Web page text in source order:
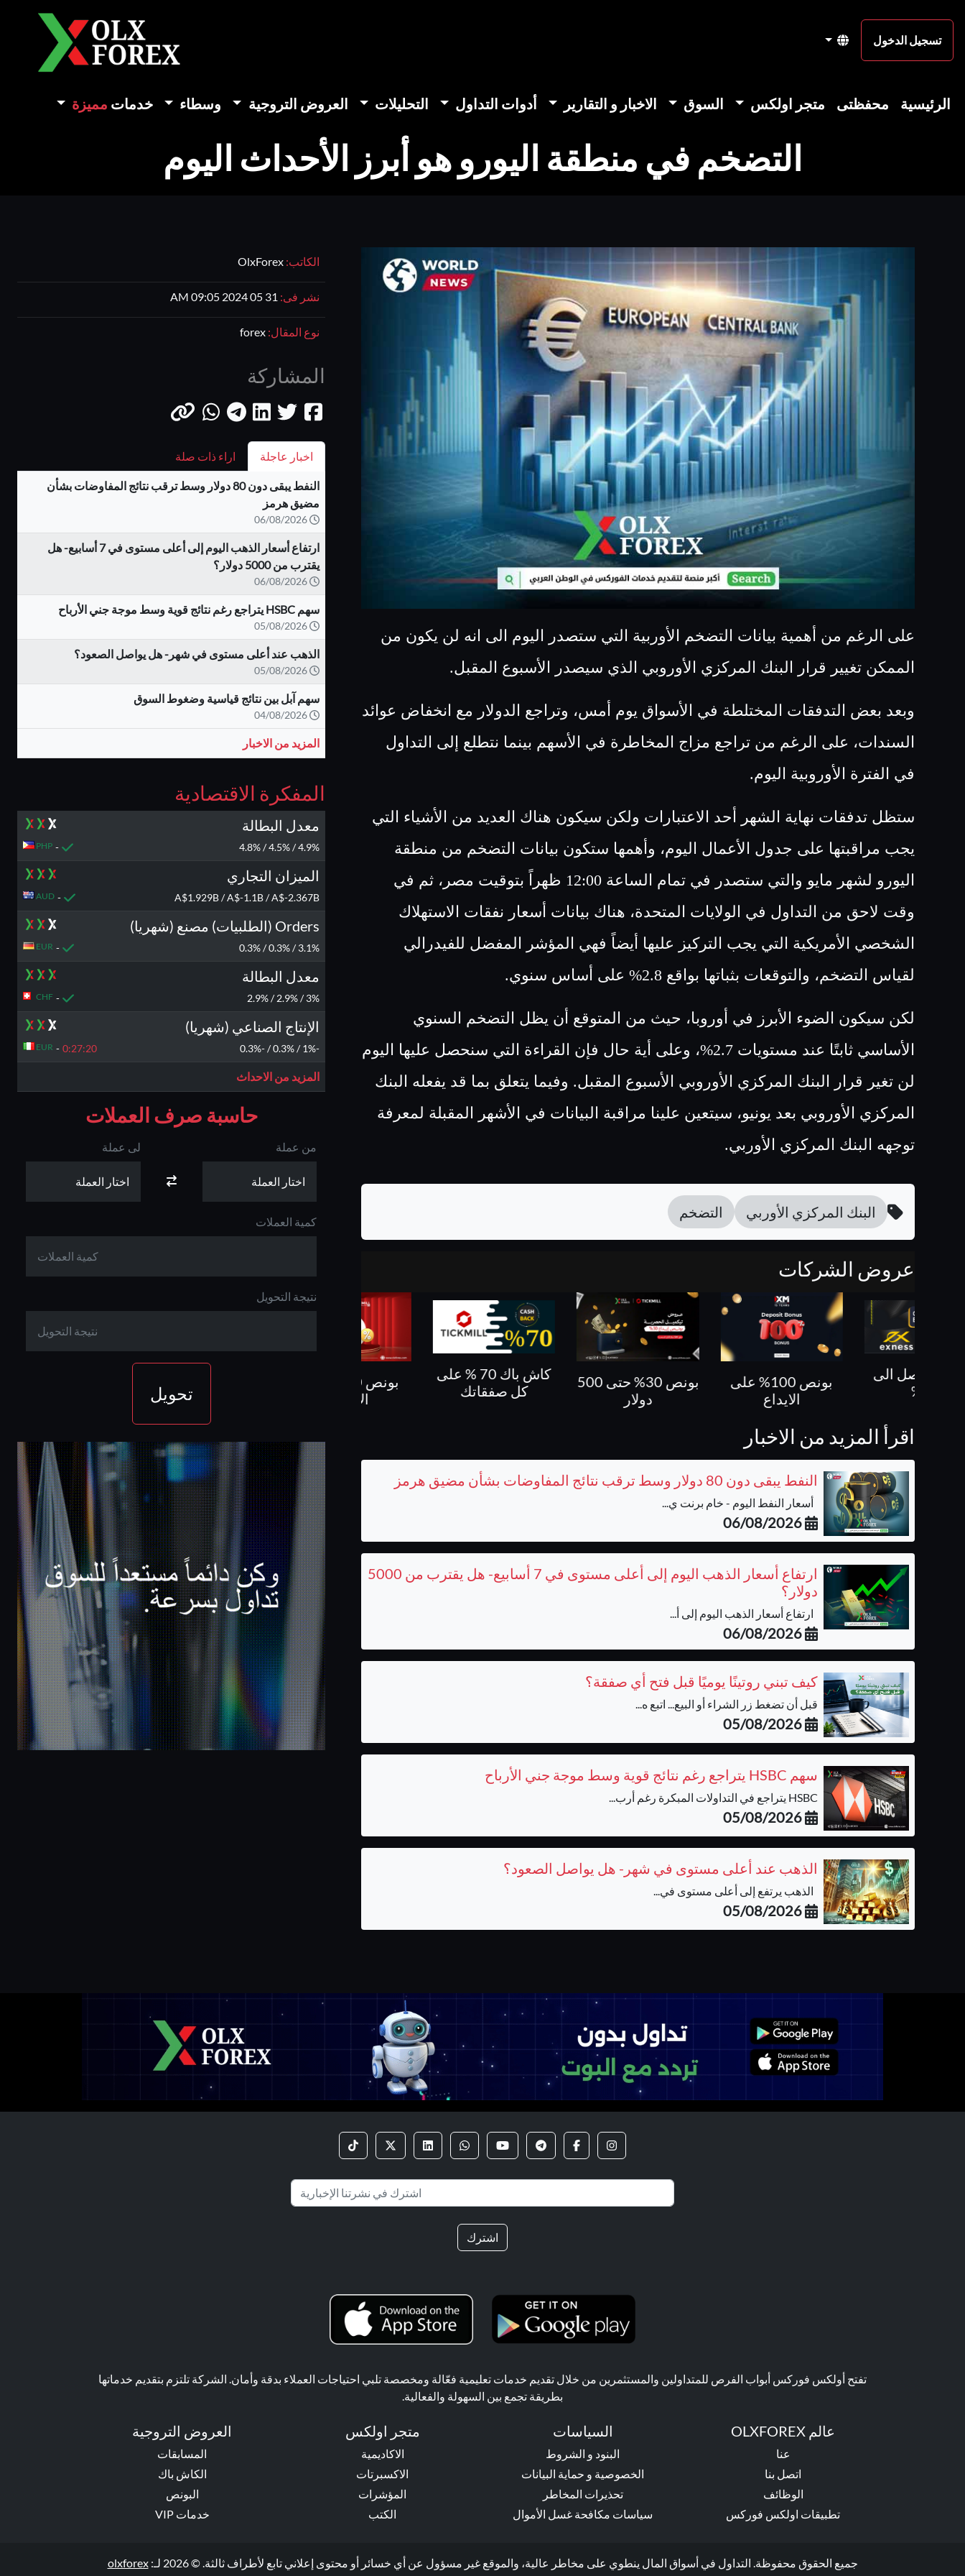
تسجيل الدخول
الرئيسية محفظتى متجر اولكس السوق الاخبار و التقارير أدوات التداول التحليلات العروض التروجية وسطاء خدمات مميزة
التضخم في منطقة اليورو هو أبرز الأحداث اليوم
الكاتب:
نشر فى:
نوع المقال:
المشاركة
اخبار عاجلة اراء ذات صلة
النفط يبقى دون 80 دولار وسط ترقب نتائج المفاوضات بشأن
مضيق هرمز
06/08/2026
ارتفاع أسعار الذهب اليوم إلى أعلى مستوى في 7 أسابيع- هل
يقترب من 5000 دولار؟
06/08/2026
سهم HSBC يتراجع رغم نتائج قوية وسط موجة جني الأرباح
05/08/2026
الذهب عند أعلى مستوى في شهر- هل يواصل الصعود؟
05/08/2026
سهم آبل بين نتائج قياسية وضغوط السوق
04/08/2026
المزيد من الاخبار
المفكرة الاقتصادية
معدل البطالة
4.9% / 4.5% / 4.8%
-
PHP
الميزان التجاري
A$1.929B / A$-1.1B / A$-2.367B
-
AUD
Orders (الطلبيات) مصنع (شهريا)
3.1% / 0.3% / 0.3%
-
EUR
معدل البطالة
3% / 2.9% / 2.9%
-
CHF
الإنتاج الصناعي (شهريا)
-1% / 0.3% / -0.3%
0:27:19
-
EUR
المزيد من الاحداث
حاسبة صرف العملات
من عملة لى عملة
كمية العملات
نتيجة التحويل
تحويل
على الرغم من أهمية بيانات التضخم الأوربية التي ستصدر اليوم الى انه لن يكون من
الممكن تغيير قرار البنك المركزي الأوروبي الذي سيصدر الأسبوع المقبل.
وبعد بعض التدفقات المختلطة في الأسواق يوم أمس، وتراجع الدولار مع انخفاض عوائد
السندات، على الرغم من تراجع مزاج المخاطرة في الأسهم بينما نتطلع إلى التداول
في الفترة الأوروبية اليوم.
ستظل تدفقات نهاية الشهر أحد الاعتبارات ولكن سيكون هناك العديد من الأشياء التي
يجب مراقبتها على جدول الأعمال اليوم، وأهمها ستكون بيانات التضخم من منطقة
اليورو لشهر مايو والتي ستصدر في تمام الساعة 12:00 ظهراً بتوقيت مصر، ثم في
وقت لاحق من التداول في الولايات المتحدة، هناك بيانات أسعار نفقات الاستهلاك
الشخصي الأمريكية التي يجب التركيز عليها أيضاً فهي المؤشر المفضل للفيدرالي
لقياس التضخم، والتوقعات بثباتها بواقع 2.8% على أساس سنوي.
لكن سيكون الضوء الأبرز في أوروبا، حيث من المتوقع أن يظل التضخم السنوي
الأساسي ثابتًا عند مستويات 2.7%، وعلى أية حال فإن القراءة التي سنحصل عليها اليوم
لن تغير قرار البنك المركزي الأوروبي الأسبوع المقبل. وفيما يتعلق بما قد يفعله البنك
المركزي الأوروبي بعد يونيو، سيتعين علينا مراقبة البيانات في الأشهر المقبلة لمعرفة
توجهه البنك المركزي الأوربي.
البنك المركزي الأوربي التضخم
عروض الشركات
بونص 100% على
الايداع
بونص 30% حتى 500
دولار
كاش باك 70 % على
كل صفقاتك
بونص 10 % على
الايداع
كاش باك حتى 60%
اقرأ المزيد من الاخبار
النفط يبقى دون 80 دولار وسط ترقب نتائج المفاوضات بشأن مضيق هرمز
أسعار النفط اليوم - خام برنت ي...
06/08/2026
ارتفاع أسعار الذهب اليوم إلى أعلى مستوى في 7 أسابيع- هل يقترب من 5000
دولار؟
ارتفاع أسعار الذهب اليوم إلى أ...
06/08/2026
كيف تبني روتينًا يوميًا قبل فتح أي صفقة؟
قبل أن تضغط زر الشراء أو البيع... اتبع ه...
05/08/2026
سهم HSBC يتراجع رغم نتائج قوية وسط موجة جني الأرباح
HSBC يتراجع في التداولات المبكرة رغم أرب...
05/08/2026
الذهب عند أعلى مستوى في شهر- هل يواصل الصعود؟
الذهب يرتفع إلى أعلى مستوى في...
05/08/2026
اشترك
تفتح أولكس فوركس أبواب الفرص للمتداولين والمستثمرين من خلال تقديم خدمات تعليمية فعّالة ومخصصة تلبي احتياجات العملاء بدقة وأمان. الشركة تلتزم بتقديم خدماتها
بطريقة تجمع بين السهولة والفعالية.
عالم OLXFOREX
عنا
اتصل بنا
الوظائف
تطبيقات اولكس فوركس
السياسات
البنود و الشروط
الخصوصية و حماية البيانات
تحذيرات المخاطر
سياسات مكافحة غسل الأموال
متجر اولكس
الاكاديمية
الاكسبرتات
المؤشرات
الكتب
العروض التروجية
المسابقات
الكاش باك
البونص
خدمات VIP
جميع الحقوق محفوظة. التداول في أسواق المال ينطوي على مخاطر عالية، والموقع غير مسؤول عن أي خسائر أو محتوى إعلاني تابع لأطراف ثالثة. © 2026 لـ: olxforex